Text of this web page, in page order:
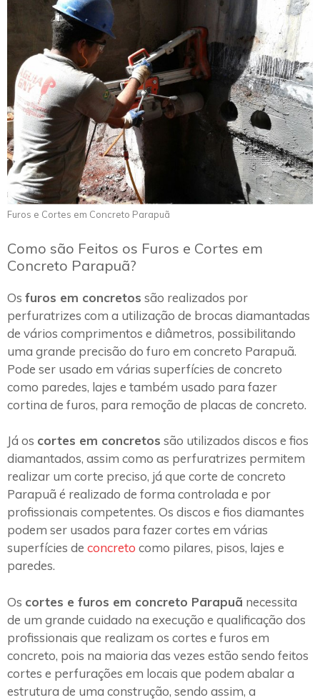
Furos e Cortes em Concreto Parapuã
Como são Feitos os Furos e Cortes em
Concreto Parapuã?
Os furos em concretos são realizados por
perfuratrizes com a utilização de brocas diamantadas
de vários comprimentos e diâmetros, possibilitando
uma grande precisão do furo em concreto Parapuã.
Pode ser usado em várias superfícies de concreto
como paredes, lajes e também usado para fazer
cortina de furos, para remoção de placas de concreto.
Já os cortes em concretos são utilizados discos e fios
diamantados, assim como as perfuratrizes permitem
realizar um corte preciso, já que corte de concreto
Parapuã é realizado de forma controlada e por
profissionais competentes. Os discos e fios diamantes
podem ser usados para fazer cortes em várias
superfícies de concreto como pilares, pisos, lajes e
paredes.
Os cortes e furos em concreto Parapuã necessita
de um grande cuidado na execução e qualificação dos
profissionais que realizam os cortes e furos em
concreto, pois na maioria das vezes estão sendo feitos
cortes e perfurações em locais que podem abalar a
estrutura de uma construção, sendo assim, a